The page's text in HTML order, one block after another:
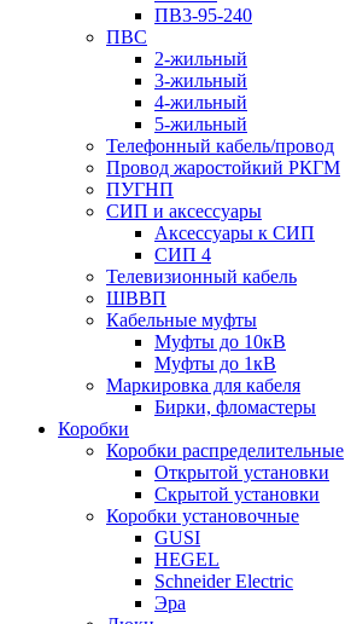
ПВ3-95-240
ПВС
2-жильный
3-жильный
4-жильный
5-жильный
Телефонный кабель/провод
Провод жаростойкий РКГМ
ПУГНП
СИП и аксессуары
Аксессуары к СИП
СИП 4
Телевизионный кабель
ШВВП
Кабельные муфты
Муфты до 10кВ
Муфты до 1кВ
Маркировка для кабеля
Бирки, фломастеры
Коробки
Коробки распределительные
Открытой установки
Скрытой установки
Коробки установочные
GUSI
HEGEL
Schneider Electric
Эра